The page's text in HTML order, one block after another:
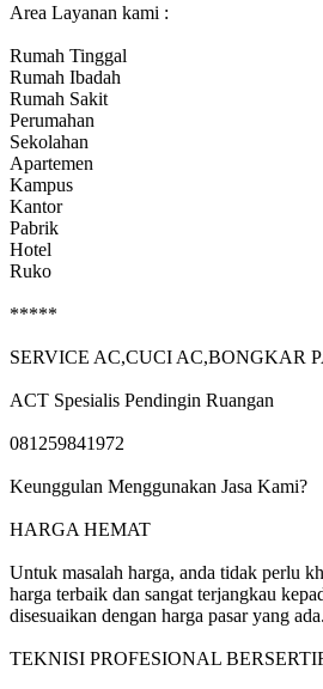
Area Layanan kami :
Rumah Tinggal
Rumah Ibadah
Rumah Sakit
Perumahan
Sekolahan
Apartemen
Kampus
Kantor
Pabrik
Hotel
Ruko
*****
SERVICE AC,CUCI AC,BONGKAR
ACT Spesialis Pendingin Ruangan
081259841972
Keunggulan Menggunakan Jasa Kami?
HARGA HEMAT
Untuk masalah harga, anda tidak perlu
harga terbaik dan sangat terjangkau
disesuaikan dengan harga pasar yang ada.
TEKNISI PROFESIONAL